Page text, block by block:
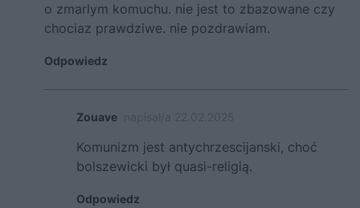
o zmarlym komuchu. nie jest to zbazowane czy
chociaz prawdziwe. nie pozdrawiam.
Odpowiedz
Zouave
Komunizm jest antychrzescijanski, choć
bolszewicki był quasi-religią.
Odpowiedz